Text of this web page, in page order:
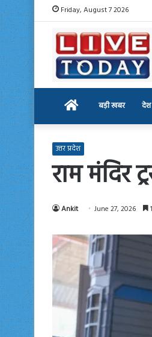
Friday, August 7 2026
Home बड़ी खबर देश
उत्तर प्रदेश
राम मंदिर
Ankit June 27, 2026